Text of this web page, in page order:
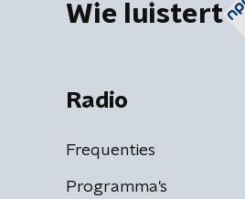
Wie luistert
Radio
Frequenties
Programma's